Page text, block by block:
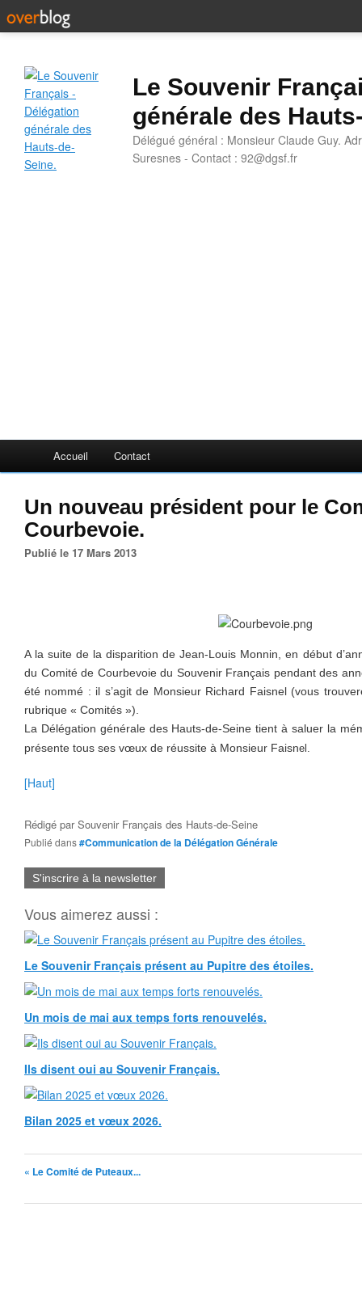
Le Souvenir
générale des
Délégué général : Monsieur Claude Guy.
Suresnes - Contact : 92@dgsf.fr
Accueil Contact
Un nouveau président pour le
Courbevoie.
Publié le 17 Mars 2013
A la suite de la disparition de Jean-Louis Monnin, en début
du Comité de Courbevoie du Souvenir Français pendant des
été nommé : il s’agit de Monsieur Richard Faisnel (vous
rubrique « Comités »).
La Délégation générale des Hauts-de-Seine tient à saluer la
présente tous ses vœux de réussite à Monsieur Faisnel.
[Haut]
Rédigé parSouvenir Français des Hauts-de-Seine
Publié dans#Communication de la Délégation Générale
S'inscrire à la newsletter
Vous aimerez aussi :
Le Souvenir Français présent au Pupitre des étoiles.
Un mois de mai aux temps forts renouvelés.
Ils disent oui au Souvenir Français.
Bilan 2025 et vœux 2026.
« Le Comité de Puteaux...